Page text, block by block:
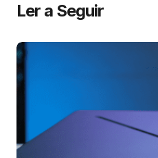
Ler a Seguir